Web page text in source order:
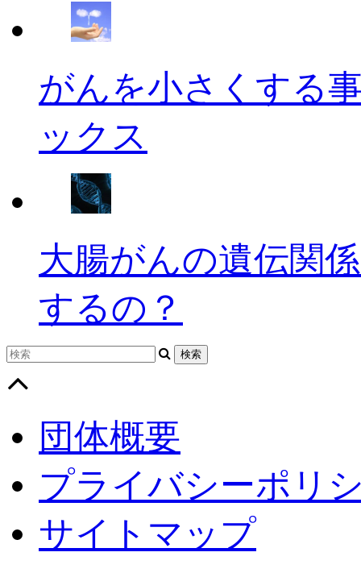
がんを小さくする
ックス
大腸がんの遺伝関
するの？
団体概要
プライバシーポリ
サイトマップ